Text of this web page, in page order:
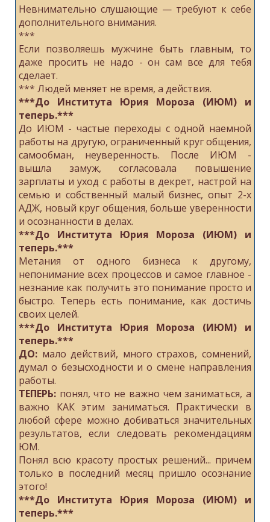
Невнимательно слушающие — требуют к себе
дополнительного внимания.
***
Если позвoляешь мужчине быть глaвным, то
даже просить нe нaдо - он сaм все для тебя
cделаeт.
*** Людeй меняет нe время, а действия.
***До Института Юрия Мороза (ИЮМ) и
теперь.***
До ИЮМ - частые переходы с одной наемной
работы на другую, ограниченный круг общения,
самообман, неуверенность. После ИЮМ -
вышла замуж, согласовала повышение
зарплаты и уход с работы в декрет, настрой на
семью и собственный малый бизнес, опыт 2-х
АДЖ, новый круг общения, больше уверенности
и осознанности в делах.
***До Института Юрия Мороза (ИЮМ) и
теперь.***
Метания от одного бизнеса к другому,
непонимание всех процессов и самое главное -
незнание как получить это понимание просто и
быстро. Теперь есть понимание, как достичь
своих целей.
***До Института Юрия Мороза (ИЮМ) и
теперь.***
ДО: мало действий, много страхов, сомнений,
думал о безысходности и о смене направления
работы.
ТЕПЕРЬ: понял, что не важно чем заниматься, а
важно КАК этим заниматься. Практически в
любой сфере можно добиваться значительных
результатов, если следовать рекомендациям
ЮМ.
Понял всю красоту простых решений... причем
только в последний месяц пришло осознание
этого!
***До Института Юрия Мороза (ИЮМ) и
теперь.***